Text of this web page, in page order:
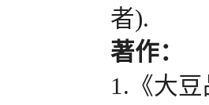
者).
著作：
1.《大